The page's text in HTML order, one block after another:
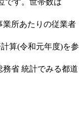
業所あたりの従業者
算(令和元年度)を参
務省 統計でみる都道